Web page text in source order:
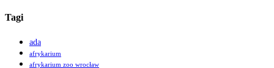
Tagi
ada
afrykarium
afrykarium zoo wrocław